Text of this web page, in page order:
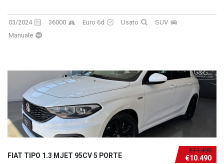
03/2024 36000 Euro 6d Usato
SUV
Manuale
€11.490
€10.490
FIAT TIPO 1.3 MJET 95CV 5 PORTE